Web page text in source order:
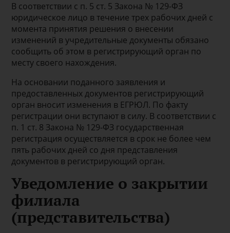
В соответствии с п. 5 ст. 5 Закона № 129-ФЗ
юридическое лицо в течение трех рабочих дней с
момента принятия решения о внесении
изменений в учредительные документы обязано
сообщить об этом в регистрирующий орган по
месту своего нахождения.
На основании поданного заявления и
предоставленных документов регистрирующий
орган вносит изменения в ЕГРЮЛ. По факту
регистрации они вступают в силу. В соответствии с
п. 1 ст. 8 Закона № 129-ФЗ государственная
регистрация осуществляется в срок не более чем
пять рабочих дней со дня представления
документов в регистрирующий орган.
Уведомление о закрытии
филиала
(представительства)